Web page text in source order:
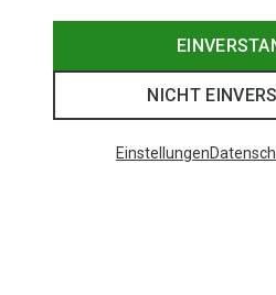
NICHT
Einstellungen